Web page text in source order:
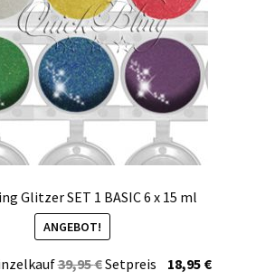
Glitzer SET 1 BASIC 6 x 15 ml
ANGEBOT!
39,95€Ursprünglicher
Setpreis 18,95 €Aktueller